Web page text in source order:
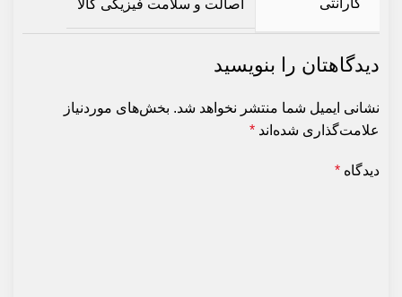
گارانتی اصالت و سلامت فیزیکی کالا
دیدگاهتان را بنویسید
نشانی ایمیل شما منتشر نخواهد شد. بخش‌های موردنیاز
علامت‌گذاری شده‌اند *
دیدگاه *